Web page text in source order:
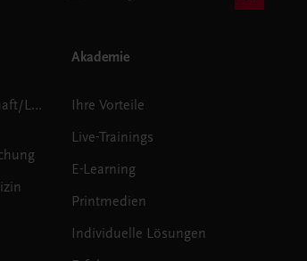
Fertigungswirtschaft/Logistik
Akademie
Ihre Vorteile
Live-Trainings
E-Learning
Printmedien
Individuelle Lösungen